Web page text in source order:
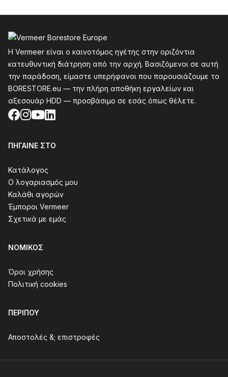
Η Vermeer είναι ο καινοτόμος ηγέτης στην οριζόντια
κατευθυντική διάτρηση από την αρχή. Βασιζόμενοι σε αυτή
την παράδοση, είμαστε υπερήφανοι που παρουσιάζουμε το
BORESTORE.eu — την πλήρη αποθήκη εργαλείων και
αξεσουάρ HDD — προσβάσιμο σε εσάς όπως θέλετε.
Facebook
Instagram
YouTube
LinkedIn
ΠΉΓΑΙΝΕ ΣΤΟ
Κατάλογος
Ο λογαριασμός μου
Καλάθι αγορών
Έμποροι Vermeer
Σχετικά με εμάς
ΝΟΜΙΚΌΣ
Όροι χρήσης
Πολιτική cookies
ΠΕΡΊΠΟΥ
Αποστολές &; επιστροφές